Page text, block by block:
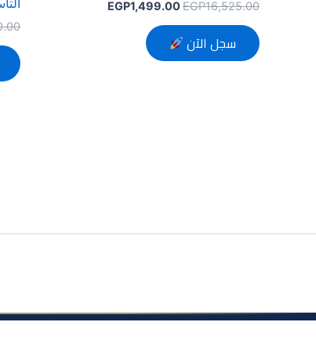
EGP16,525.00
EGP1,499.00
سجل الآن